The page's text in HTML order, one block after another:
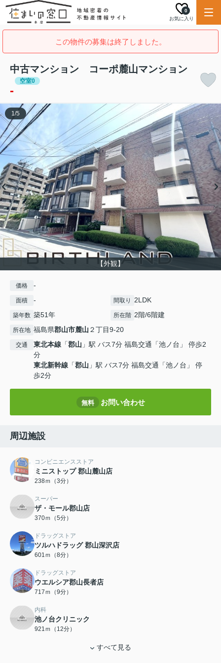
お気に入り
0
この物件の募集は終了しました。
中古マンション コーポ麓山マンション
空室0
-
【外観】
1/5
価格 -
面積 - 間取り 2LDK
築年数 築51年 所在階 2階/6階建
所在地 福島県郡山市麓山 ２丁目9-20
交通 東北本線 「郡山 」駅 バス7分 福島交通「池ノ台」 停歩2
分
東北新幹線 「郡山 」駅 バス7分 福島交通「池ノ台」 停
歩2分
無料 お問い合わせ
周辺施設
コンビニエンスストア
ミニストップ 郡山麓山店
238ｍ（3分）
スーパー
ザ・モール郡山店
370ｍ（5分）
ドラッグストア
ツルハドラッグ 郡山深沢店
601ｍ（8分）
ドラッグストア
ウエルシア郡山長者店
717ｍ（9分）
内科
池ノ台クリニック
921ｍ（12分）
すべて見る